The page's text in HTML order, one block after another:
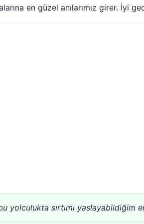
en güzel anılarımız girer. İyi
yolculukta sırtımı